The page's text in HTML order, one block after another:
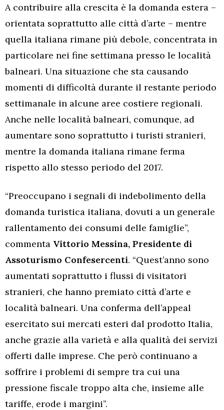
A contribuire alla crescita è la domanda estera –
orientata soprattutto alle città d’arte – mentre
quella italiana rimane più debole, concentrata in
particolare nei fine settimana presso le località
balneari. Una situazione che sta causando
momenti di difficoltà durante il restante periodo
settimanale in alcune aree costiere regionali.
Anche nelle località balneari, comunque, ad
aumentare sono soprattutto i turisti stranieri,
mentre la domanda italiana rimane ferma
rispetto allo stesso periodo del 2017.
“Preoccupano i segnali di indebolimento della
domanda turistica italiana, dovuti a un generale
rallentamento dei consumi delle famiglie”,
commenta Vittorio Messina, Presidente di
Assoturismo Confesercenti. “Quest’anno sono
aumentati soprattutto i flussi di visitatori
stranieri, che hanno premiato città d’arte e
località balneari. Una conferma dell’appeal
esercitato sui mercati esteri dal prodotto Italia,
anche grazie alla varietà e alla qualità dei servizi
offerti dalle imprese. Che però continuano a
soffrire i problemi di sempre tra cui una
pressione fiscale troppo alta che, insieme alle
tariffe, erode i margini”.